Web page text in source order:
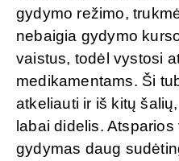
gydymo režimo,
nebaigia gydymo
vaistus, todėl vystosi
medikamentams. Ši
atkeliauti ir iš kitų
labai didelis.
gydymas daug